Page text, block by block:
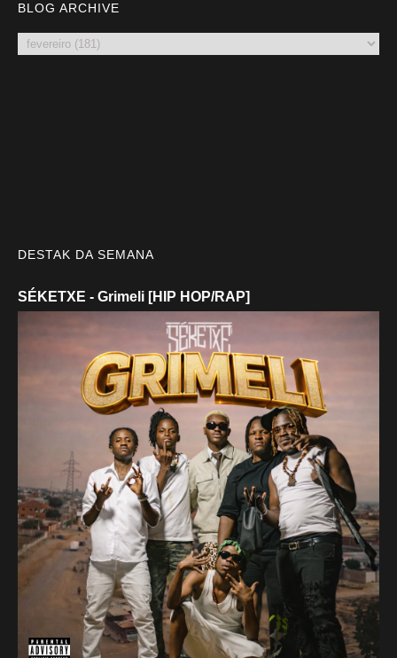
BLOG ARCHIVE
DESTAK DA SEMANA
SÉKETXE - Grimeli [HIP HOP/RAP]